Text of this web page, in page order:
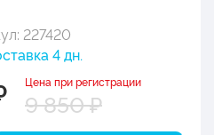
227420
4 дн.
Цена при регистрации
9 850 ₽